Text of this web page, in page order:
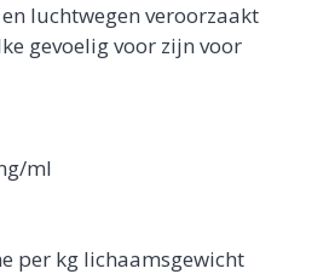
luchtwegen veroorzaakt
gevoelig voor zijn voor
ml
per kg lichaamsgewicht